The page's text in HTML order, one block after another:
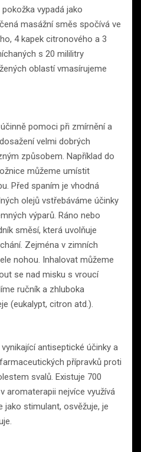
vypadá jako
masážní směs spočívá ve
4 kapek citronového a 3
s 20 mililitry
oblastí vmasírujeme
pomoci při zmírnění a
velmi dobrých
způsobem. Například do
můžeme umístit
Před spaním je vhodná
olejů vstřebáváme účinky
výparů. Ráno nebo
směsí, která uvolňuje
Zejména v zimních
nohou. Inhalovat můžeme
se nad misku s vroucí
ručník a zhluboka
(eukalypt, citron atd.).
antiseptické účinky a
přípravků proti
svalů. Existuje 700
aromaterapii nejvíce využívá
jako stimulant, osvěžuje, je